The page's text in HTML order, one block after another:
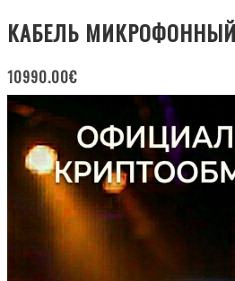
КАБЕЛЬ МИКРОФОННЫЙ
10990.00€